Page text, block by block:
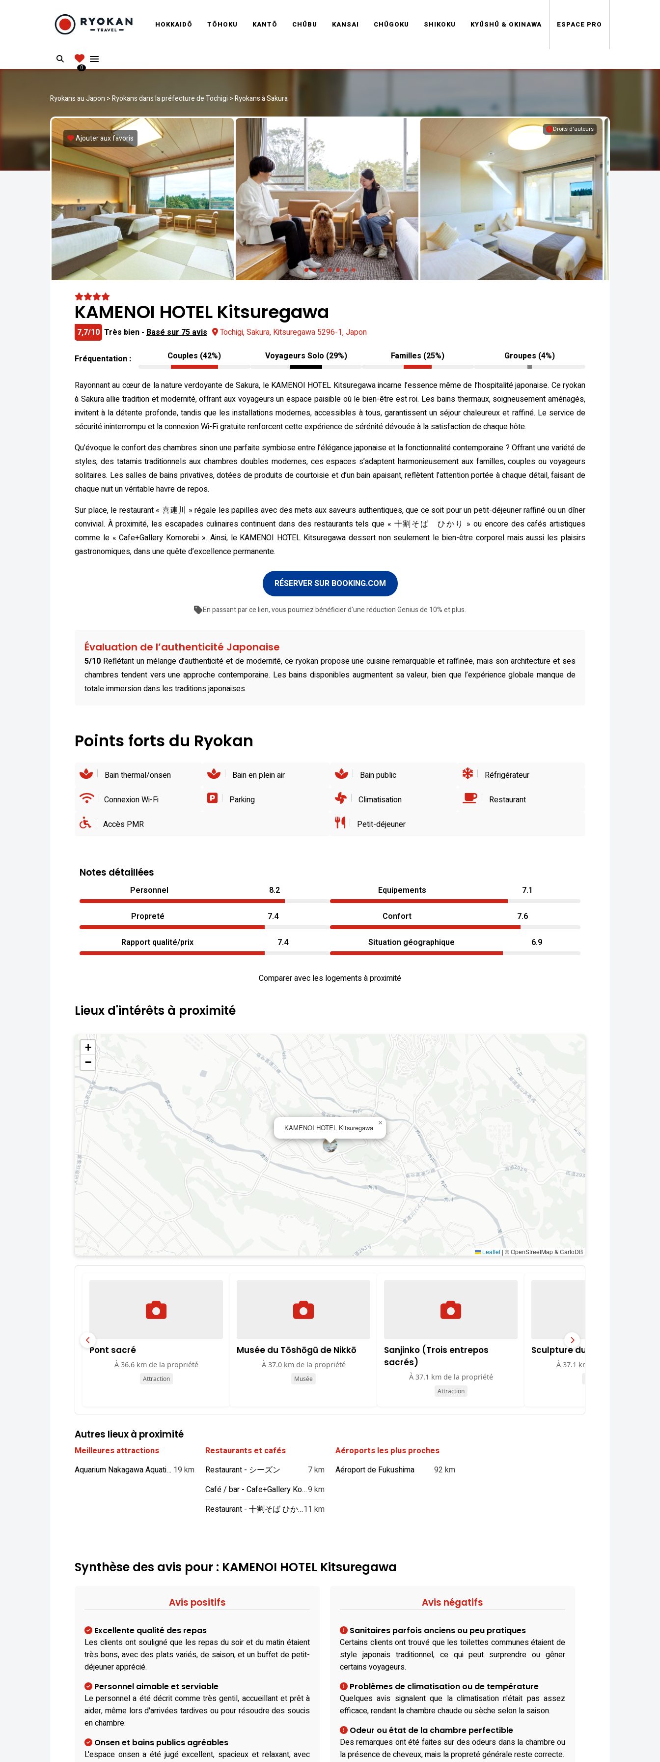
RYOKANTRAVEL FRANCE
HOKKAIDŌ TŌHOKU KANTŌ CHŪBU KANSAI CHŪGOKU SHIKOKU KYŪSHŪ & OKINAWA ESPACE PRO
Search
0
Ryokans au Japon >Ryokans dans la préfecture de Tochigi >Ryokans à Sakura
Droits d'auteurs
Ajouter aux favoris
KAMENOI HOTEL Kitsuregawa
7,7/10 Très bien - Basé sur 75 avis Tochigi, Sakura, Kitsuregawa 5296-1, Japon
Fréquentation : Couples (42%) Voyageurs Solo (29%) Familles (25%) Groupes (4%)
Rayonnant au cœur de la nature verdoyante de Sakura, le KAMENOI HOTEL Kitsuregawa incarne l’essence même de l’hospitalité japonaise. Ce ryokan
à Sakura allie tradition et modernité, offrant aux voyageurs un espace paisible où le bien-être est roi. Les bains thermaux, soigneusement aménagés,
invitent à la détente profonde, tandis que les installations modernes, accessibles à tous, garantissent un séjour chaleureux et raffiné. Le service de
sécurité ininterrompu et la connexion Wi-Fi gratuite renforcent cette expérience de sérénité dévouée à la satisfaction de chaque hôte.
Qu’évoque le confort des chambres sinon une parfaite symbiose entre l’élégance japonaise et la fonctionnalité contemporaine ? Offrant une variété de
styles, des tatamis traditionnels aux chambres doubles modernes, ces espaces s’adaptent harmonieusement aux familles, couples ou voyageurs
solitaires. Les salles de bains privatives, dotées de produits de courtoisie et d’un bain apaisant, reflètent l’attention portée à chaque détail, faisant de
chaque nuit un véritable havre de repos.
Sur place, le restaurant « 喜連川 » régale les papilles avec des mets aux saveurs authentiques, que ce soit pour un petit-déjeuner raffiné ou un dîner
convivial. À proximité, les escapades culinaires continuent dans des restaurants tels que « 十割そば ひかり » ou encore des cafés artistiques
comme le « Cafe+Gallery Komorebi ». Ainsi, le KAMENOI HOTEL Kitsuregawa dessert non seulement le bien-être corporel mais aussi les plaisirs
gastronomiques, dans une quête d’excellence permanente.
RÉSERVER SUR BOOKING.COM
En passant par ce lien, vous pourriez bénéficier d'une réduction Genius de 10% et plus.
Évaluation de l’authenticité Japonaise
5/10 Reflétant un mélange d’authenticité et de modernité, ce ryokan propose une cuisine remarquable et raffinée, mais son architecture et ses
chambres tendent vers une approche contemporaine. Les bains disponibles augmentent sa valeur, bien que l’expérience globale manque de
totale immersion dans les traditions japonaises.
Points forts du Ryokan
Bain thermal/onsen Bain en plein air Bain public Réfrigérateur
Connexion Wi-Fi Parking Climatisation Restaurant
Accès PMR Petit-déjeuner
Notes détaillées
Personnel 8.2 Equipements 7.1
Propreté 7.4 Confort 7.6
Rapport qualité/prix 7.4 Situation géographique 6.9
Comparer avec les logements à proximité
Lieux d'intérêts à proximité
KAMENOI HOTEL Kitsuregawa
×
+
−
Leaflet | © OpenStreetMap & CartoDB
Pont sacré
À 36.6 km de la propriété
Attraction
Musée du Tōshōgū de Nikkō
À 37.0 km de la propriété
Musée
Sanjinko (Trois entrepos
sacrés)
À 37.1 km de la propriété
Attraction
Sculpture du chat endormi
À 37.1 km de la propriété
Autres lieux à proximité
Meilleures attractions
Aquarium Nakagawa Aquatic Park 19 km
Restaurants et cafés
Restaurant - シーズン
7 km
Café / bar - Cafe+Gallery Komorebi9 km
Restaurant - 十割そば ひかり11 km
Aéroports les plus proches
Aéroport de Fukushima
92 km
Synthèse des avis pour : KAMENOI HOTEL Kitsuregawa
Avis positifs
Excellente qualité des repas
Les clients ont souligné que les repas du soir et du matin étaient
très bons, avec des plats variés, de saison, et un buffet de petit-
déjeuner apprécié.
Personnel aimable et serviable
Le personnel a été décrit comme très gentil, accueillant et prêt à
aider, même lors d'arrivées tardives ou pour résoudre des soucis
en chambre.
Onsen et bains publics agréables
L'espace onsen a été jugé excellent, spacieux et relaxant, avec
Avis négatifs
Sanitaires parfois anciens ou peu pratiques
Certains clients ont trouvé que les toilettes communes étaient de
style japonais traditionnel, ce qui peut surprendre ou gêner
certains voyageurs.
Problèmes de climatisation ou de température
Quelques avis signalent que la climatisation n'était pas assez
efficace, rendant la chambre chaude ou sèche selon la saison.
Odeur ou état de la chambre perfectible
Des remarques ont été faites sur des odeurs dans la chambre ou
la présence de cheveux, mais la propreté générale reste correcte.